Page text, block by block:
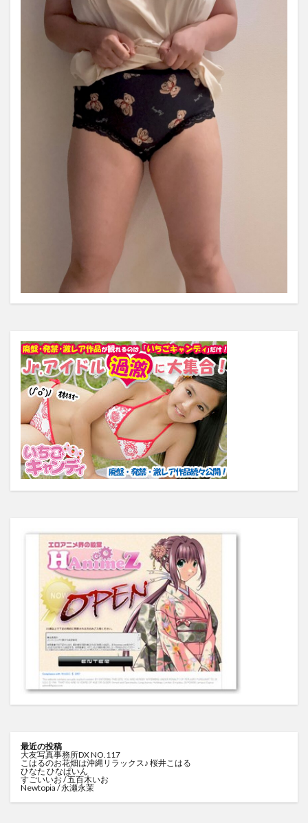
最近の投稿
大友写真事務所DX NO.117
こはるのお花畑は沖縄リラックス♪ 桜井こはる
ひなた ひなぱいん
すごいいお / 五百木いお
Newtopia / 永瀬永茉